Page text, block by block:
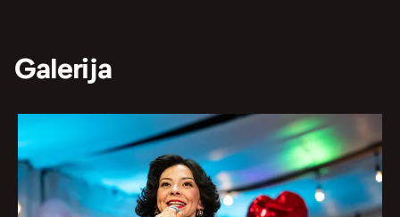
Galerija